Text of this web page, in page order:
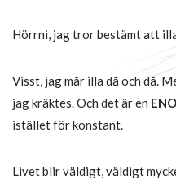
Hörrni, jag tror bestämt att
Visst, jag mår illa då och då.
jag kräktes. Och det är en
istället för konstant.
Livet blir väldigt, väldigt